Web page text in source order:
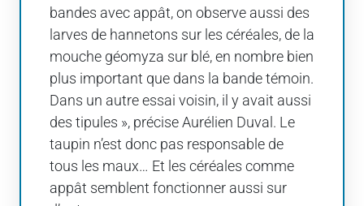
bandes avec appât, on observe aussi des
larves de hannetons sur les céréales, de la
mouche géomyza sur blé, en nombre bien
plus important que dans la bande témoin.
Dans un autre essai voisin, il y avait aussi
des tipules », précise Aurélien Duval. Le
taupin n’est donc pas responsable de
tous les maux… Et les céréales comme
appât semblent fonctionner aussi sur